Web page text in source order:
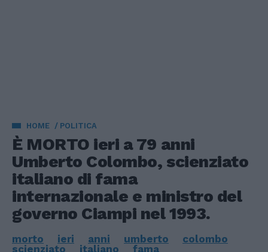
HOME POLITICA
È MORTO ieri a 79 anni
Umberto Colombo, scienziato
italiano di fama
internazionale e ministro del
governo Ciampi nel 1993.
morto ieri anni umberto
colombo
scienziato
italiano
fama